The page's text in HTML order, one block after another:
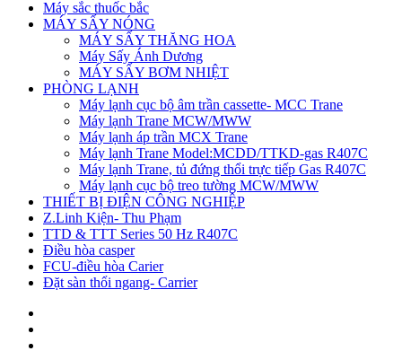
Máy sắc thuốc bắc
MÁY SẤY NÓNG
MÁY SẤY THĂNG HOA
Máy Sấy Ánh Dương
MÁY SẤY BƠM NHIỆT
PHÒNG LẠNH
Máy lạnh cục bộ âm trần cassette- MCC Trane
Máy lạnh Trane MCW/MWW
Máy lạnh áp trần MCX Trane
Máy lạnh Trane Model:MCDD/TTKD-gas R407C
Máy lạnh Trane, tủ đứng thổi trực tiếp Gas R407C
Máy lạnh cục bộ treo tường MCW/MWW
THIẾT BỊ ĐIỆN CÔNG NGHIỆP
Z.Linh Kiện- Thu Phạm
TTD & TTT Series 50 Hz R407C
Điều hòa casper
FCU-điều hòa Carier
Đặt sàn thổi ngang- Carrier